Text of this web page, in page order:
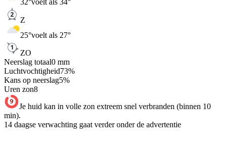
Z
25°voelt als 27°
ZO
Neerslag totaal0 mm
Luchtvochtigheid73%
Kans op neerslag5%
Uren zon8
Je huid kan in volle zon extreem snel verbranden (binnen 10
min).
14 daagse verwachting gaat verder onder de advertentie